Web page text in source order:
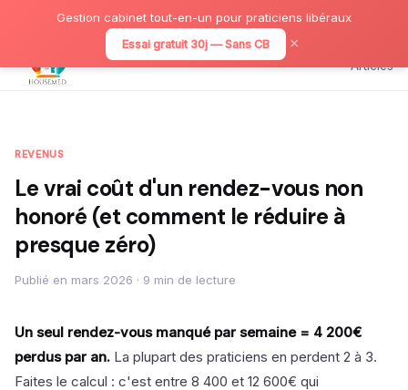
Gestion cabinet tout-en-un pour praticiens libéraux
Essai gratuit 30j — Sans CB ×
Articles
REVENUS
Le vrai coût d'un rendez-vous non
honoré (et comment le réduire à
presque zéro)
Publié en mars 2026 · 9 min de lecture
Un seul rendez-vous manqué par semaine = 4 200€
perdus par an. La plupart des praticiens en perdent 2 à 3.
Faites le calcul : c'est entre 8 400 et 12 600€ qui